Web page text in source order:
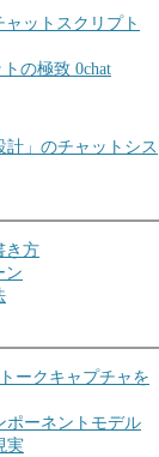
ャットスクリプト
の極致 0chat
計」のチャットシス
き方
ン
ークキャプチャを
ポーネントモデル
実